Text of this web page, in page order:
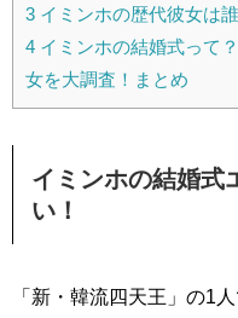
3 イミンホの歴代彼女は
4 イミンホの結婚式って
女を大調査！まとめ
イミンホの結婚式
い！
「新・韓流四天王」の1